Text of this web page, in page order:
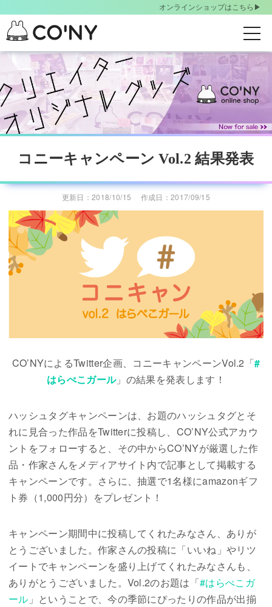
i
p
t
o
n
オンラインショップはこちら▶︎
t
o
g
g
l
n
a
v
i
a
コニーキャンペーン Vol.2 結果発表
更新日：2018/10/15 作成日：2017/09/15
CO’NYによるTwitter企画、コニーキャンペーンVol.2「#
はらぺこガール」の結果を発表します！
ハッシュタグキャンペーンは、お題のハッシュタグとそ
れに見合った作品をTwitterに投稿し、CO’NY公式アカウ
ントをフォローすると、その中からCO’NYが厳選した作
品・作家さんをメディアサイト内で記事として掲載する
キャンペーンです。さらに、抽選で1名様にamazonギフ
ト券（1,000円分）をプレゼント！
キャンペーン期間中に投稿してくれたみなさん、ありが
とうございました。作家さんの投稿に「いいね」やリツ
イートでキャンペーンを盛り上げてくれたみなさんも、
ありがとうございました。Vol.2のお題は「#はらぺこガ
ール 」ということで、今の季節にぴったりの作品が出揃